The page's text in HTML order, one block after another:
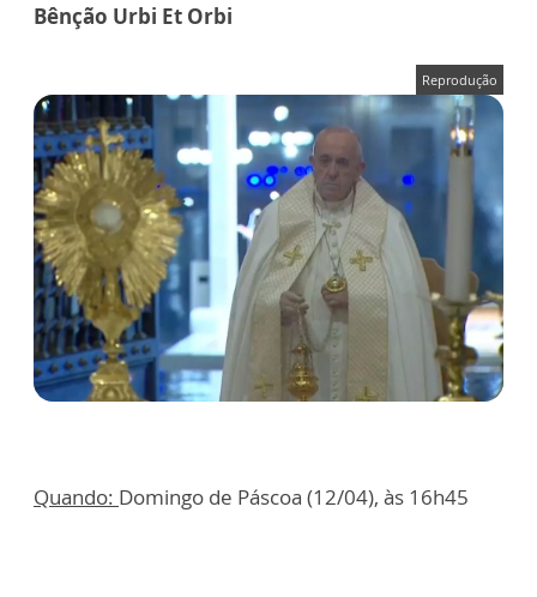
Bênção Urbi Et Orbi
Reprodução
Quando: Domingo de Páscoa (12/04), às 16h45